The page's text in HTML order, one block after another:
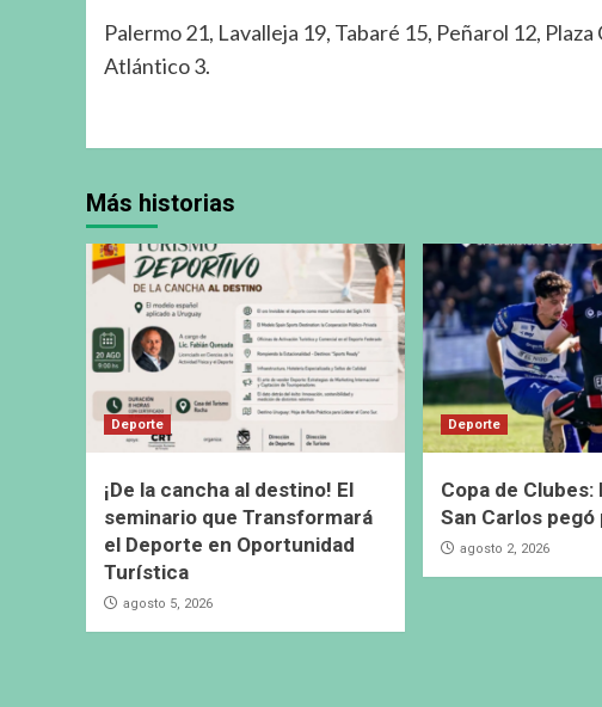
Palermo 21, Lavalleja 19, Tabaré 15, Peñarol 12,
Atlántico 3.
Más historias
Deporte
¡De la cancha al destino! El
seminario que Transformará
el Deporte en Oportunidad
Turística
agosto 5, 2026
Deporte
Copa de
San Carlos
agosto 2, 2026